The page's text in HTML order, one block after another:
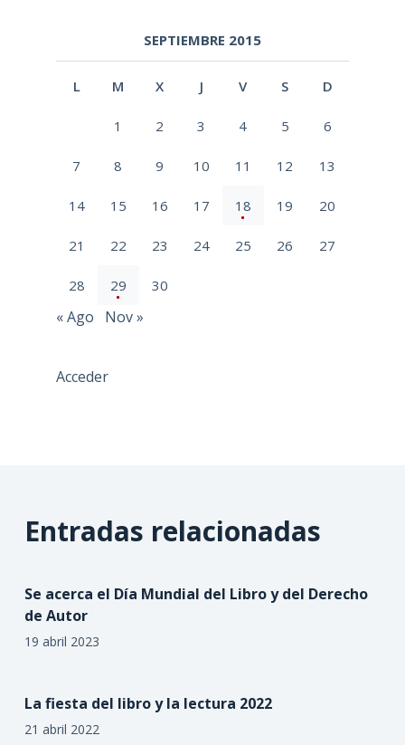
SEPTIEMBRE 2015
L M X J V S D
1 2 3 4 5 6
7 8 9 10 11 12 13
14 15 16 17 18 19 20
21 22 23 24 25 26 27
28 29 30
« Ago Nov »
Acceder
Entradas relacionadas
Se acerca el Día Mundial del Libro y del Derecho
de Autor
19 abril 2023
La fiesta del libro y la lectura 2022
21 abril 2022